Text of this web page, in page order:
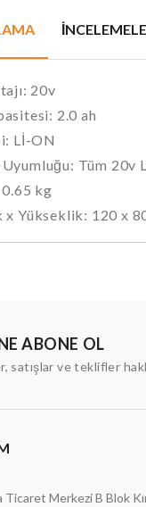
20v
2.0 ah
Lİ-ON
Tüm 20v
0.65 kg
x Yükseklik: 120 x
ABONE OL
satışlar ve teklifler
Ticaret Merkezi B Blok